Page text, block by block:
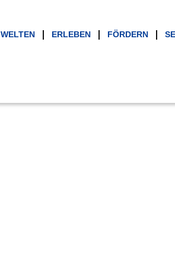
WELTEN ERLEBEN FÖRDERN